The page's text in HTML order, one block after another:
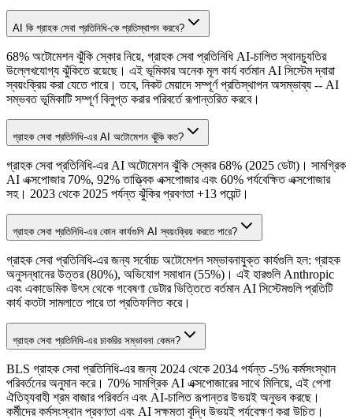
AI কি গ্রাহক সেবা প্রতিনিধি-কে প্রতিস্থাপন করবে?
68% অটোমেশন ঝুঁকি স্কোর নিয়ে, গ্রাহক সেবা প্রতিনিধি AI-চালিত স্থানচ্যুতির
উল্লেখযোগ্য ঝুঁকিতে রয়েছে। এই ভূমিকার অনেক মূল কার্য বর্তমান AI সিস্টেম দ্বারা
স্বয়ংক্রিয় করা যেতে পারে। তবে, নিকট মেয়াদে সম্পূর্ণ প্রতিস্থাপন অসম্ভাব্য -- AI
সম্ভবত ভূমিকাটি সম্পূর্ণ বিলুপ্ত করার পরিবর্তে রূপান্তরিত করবে।
গ্রাহক সেবা প্রতিনিধি-এর AI অটোমেশন ঝুঁকি কত?
গ্রাহক সেবা প্রতিনিধি-এর AI অটোমেশন ঝুঁকি স্কোর 68% (2025 ডেটা)। সামগ্রিক
AI এক্সপোজার 70%, 92% তাত্ত্বিক এক্সপোজার এবং 60% পর্যবেক্ষিত এক্সপোজার
সহ। 2023 থেকে 2025 পর্যন্ত ঝুঁকির প্রবণতা +13 পয়েন্ট।
গ্রাহক সেবা প্রতিনিধি-এর কোন কার্যগুলি AI স্বয়ংক্রিয় করতে পারে?
গ্রাহক সেবা প্রতিনিধি-এর জন্য সর্বোচ্চ অটোমেশন সম্ভাবনাযুক্ত কার্যগুলি হল: গ্রাহক
অনুসন্ধানের উত্তর (80%), অভিযোগ সমাধান (55%)। এই হারগুলি Anthropic
এবং একাডেমিক উৎস থেকে গবেষণা ডেটার ভিত্তিতে বর্তমান AI সিস্টেমগুলি প্রতিটি
কার্য কতটা সামলাতে পারে তা প্রতিফলিত করে।
গ্রাহক সেবা প্রতিনিধি-এর চাকরির সম্ভাবনা কেমন?
BLS গ্রাহক সেবা প্রতিনিধি-এর জন্য 2024 থেকে 2034 পর্যন্ত -5% কর্মসংস্থান
পরিবর্তনের অনুমান করে। 70% সামগ্রিক AI এক্সপোজারের সাথে মিলিয়ে, এই পেশা
ঐতিহ্যবাহী শ্রম বাজার পরিবর্তন এবং AI-চালিত রূপান্তর উভয়ই অনুভব করছে।
কর্মীদের কর্মসংস্থান প্রবণতা এবং AI সক্ষমতা বৃদ্ধি উভয়ই পর্যবেক্ষণ করা উচিত।